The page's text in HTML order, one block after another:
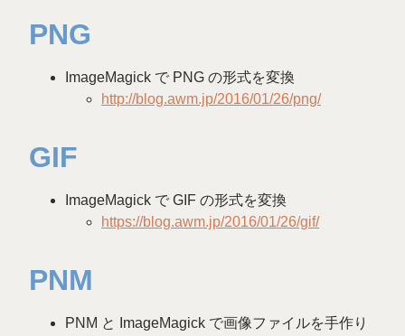
PNG
ImageMagick で PNG の形式を変換
http://blog.awm.jp/2016/01/26/png/
GIF
ImageMagick で GIF の形式を変換
https://blog.awm.jp/2016/01/26/gif/
PNM
PNM と ImageMagick で画像ファイルを手作り